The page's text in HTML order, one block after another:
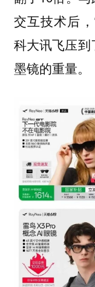
交互技术后
科大讯飞压到
墨镜的重量。